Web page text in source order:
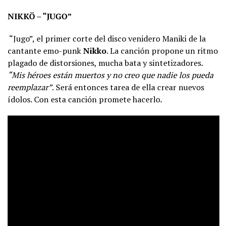
NIKKÖ – “JUGO”
“Jugo”, el primer corte del disco venidero Maniki de la
cantante emo-punkNikko. La canción propone un ritmo
plagado de distorsiones, mucha bata y sintetizadores.
“Mis héroes están muertos y no creo que nadie los pueda
reemplazar”. Será entonces tarea de ella crear nuevos
ídolos. Con esta canción promete hacerlo.